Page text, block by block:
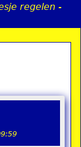
regelen -